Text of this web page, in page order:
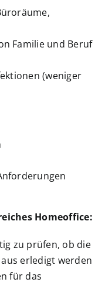
Familie und Beruf
(weniger
Homeoffice:
zu prüfen, ob die
erledigt werden
für das